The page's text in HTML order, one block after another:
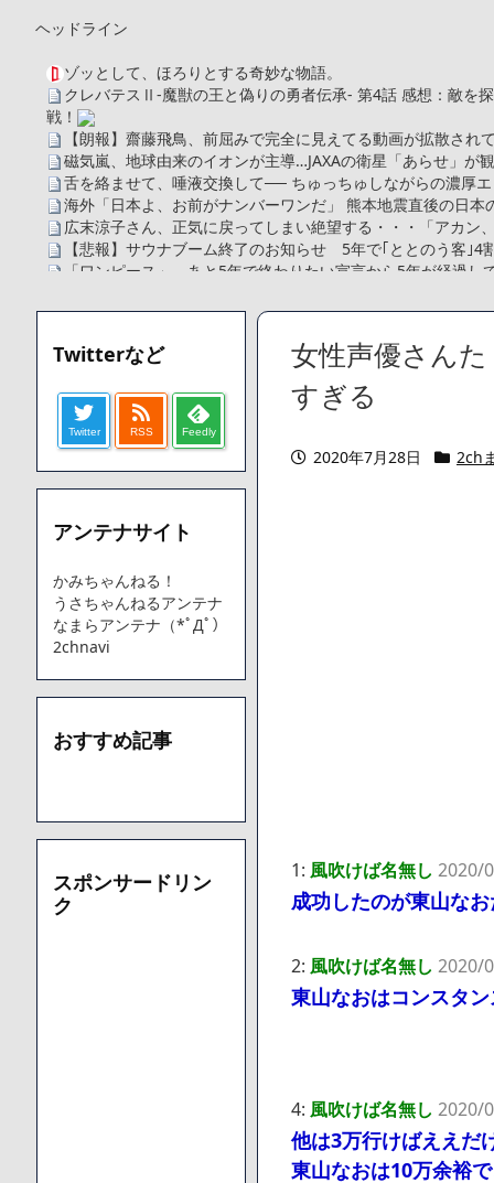
ヘッドライン
ゾッとして、ほろりとする奇妙な物語。
クレバテスⅡ-魔獣の王と偽りの勇者伝承- 第4話 感想：敵を
戦！
【朗報】齋藤飛鳥、前屈みで完全に見えてる動画が拡散され
磁気嵐、地球由来のイオンが主導…JAXAの衛星「あらせ」が
舌を絡ませて、唾液交換して── ちゅっちゅしながらの濃厚
海外「日本よ、お前がナンバーワンだ」 熊本地震直後の日本
広末涼子さん、正気に戻ってしまい絶望する・・・「アカン
【悲報】サウナブーム終了のお知らせ 5年で｢ととのう客｣4
「ワンピース」、あと5年で終わりたい宣言から5年が経過し
【画像】さくまあきら「桃鉄の赤マスは実際に行ってみてク
【愕然】ワイ「豚バラ220gカリッカリになるまで焼いて重
字やろなあww)」→結果・・・・・・・・・・・・・・・・・
【悲報】ジェネリック医薬品、4割が承認書と異なる製造だ
【速報】楽天グループ、減損損失約160億円と約700億円の
【悲報】読売新聞、「避難所の自販機が壊されて窃盗された
てしまう
SM風俗嬢ワイ、なんでも答えるが質問ある？
Powered by livedoor 相互RSS
女性声優さん
すぎる
2020年7月28日 2ch
1: 風吹けば名無し 2020/
成功したのが東山な
2: 風吹けば名無し 2020/
東山なおはコンスタ
4: 風吹けば名無し 2020/
他は3万行けばええだ
東山なおは10万余裕
Twitterなど
Twitter RSS Feedly
アンテナサイト
かみちゃんねる！
うさちゃんねるアンテナ
なまらアンテナ（*ﾟДﾟ）
2chnavi
おすすめ記事
スポンサードリン
ク